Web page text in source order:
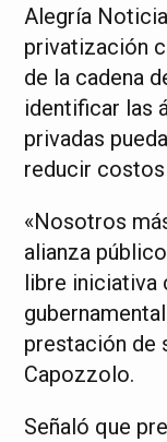
Alegría
privatización
de la cadena
identificar las
privadas
reducir
«Nosotros
alianza
libre iniciativa
prestación de
Capozzolo.
Señaló que